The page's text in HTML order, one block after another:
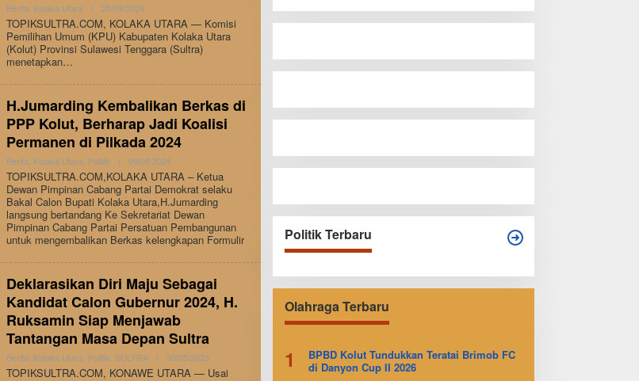
Berita Kolaka Utara | 20/09/2024By
Admin
TOPIKSULTRA.COM, KOLAKA UTARA — Komisi
Pemilihan Umum (KPU) Kabupaten Kolaka Utara
(Kolut) Provinsi Sulawesi Tenggara (Sultra)
menetapkan…
H.Jumarding Kembalikan Berkas di
PPP Kolut, Berharap Jadi Koalisi
Permanen di Pilkada 2024
Berita Kolaka Utara Politik | 09/05/2024By
Andi
Hatta
TOPIKSULTRA.COM,KOLAKA UTARA – Ketua
Dewan Pimpinan Cabang Partai Demokrat selaku
Bakal Calon Bupati Kolaka Utara,H.Jumarding
langsung bertandang Ke Sekretariat Dewan
Pimpinan Cabang Partai Persatuan Pembangunan
untuk mengembalikan Berkas kelengkapan Formulir
Deklarasikan Diri Maju Sebagai
Kandidat Calon Gubernur 2024, H.
Ruksamin Siap Menjawab
Tantangan Masa Depan Sultra
Berita Kolaka Utara Politik SULTRA | 30/05/2023By
Andi
Hatta
TOPIKSULTRA.COM, KONAWE UTARA — Usai
Politik Terbaru
Olahraga Terbaru
1
BPBD Kolut Tundukkan Teratai Brimob FC
di Danyon Cup II 2026